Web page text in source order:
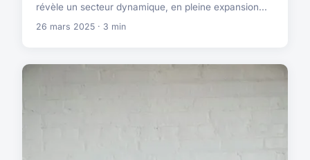
révèle un secteur dynamique, en pleine expansion...
26 mars 2025 · 3 min